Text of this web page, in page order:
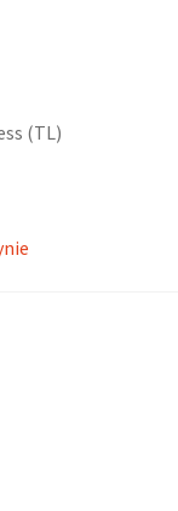
(TL)